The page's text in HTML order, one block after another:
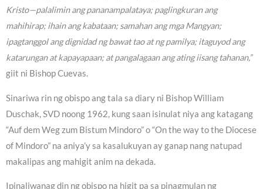
Kristo—palalimin ang pananampalataya; paglingkuran ang
mahihirap; ihain ang kabataan; samahan ang mga Mangyan;
ipagtanggol ang dignidad ng bawat tao at ng pamilya; itaguyod ang
katarungan at kapayapaan; at pangalagaan ang ating iisang tahanan,”
giit ni Bishop Cuevas.
Sinariwa rin ng obispo ang tala sa diary ni Bishop William
Duschak, SVD noong 1962, kung saan isinulat niya ang katagang
“Auf dem Weg zum Bistum Mindoro” o “On the way to the Diocese
of Mindoro” na aniya’y sa kasalukuyan ay ganap nang natupad
makalipas ang mahigit anim na dekada.
Ipinaliwanag din ng obispo na higit pa sa pinagmulan ng